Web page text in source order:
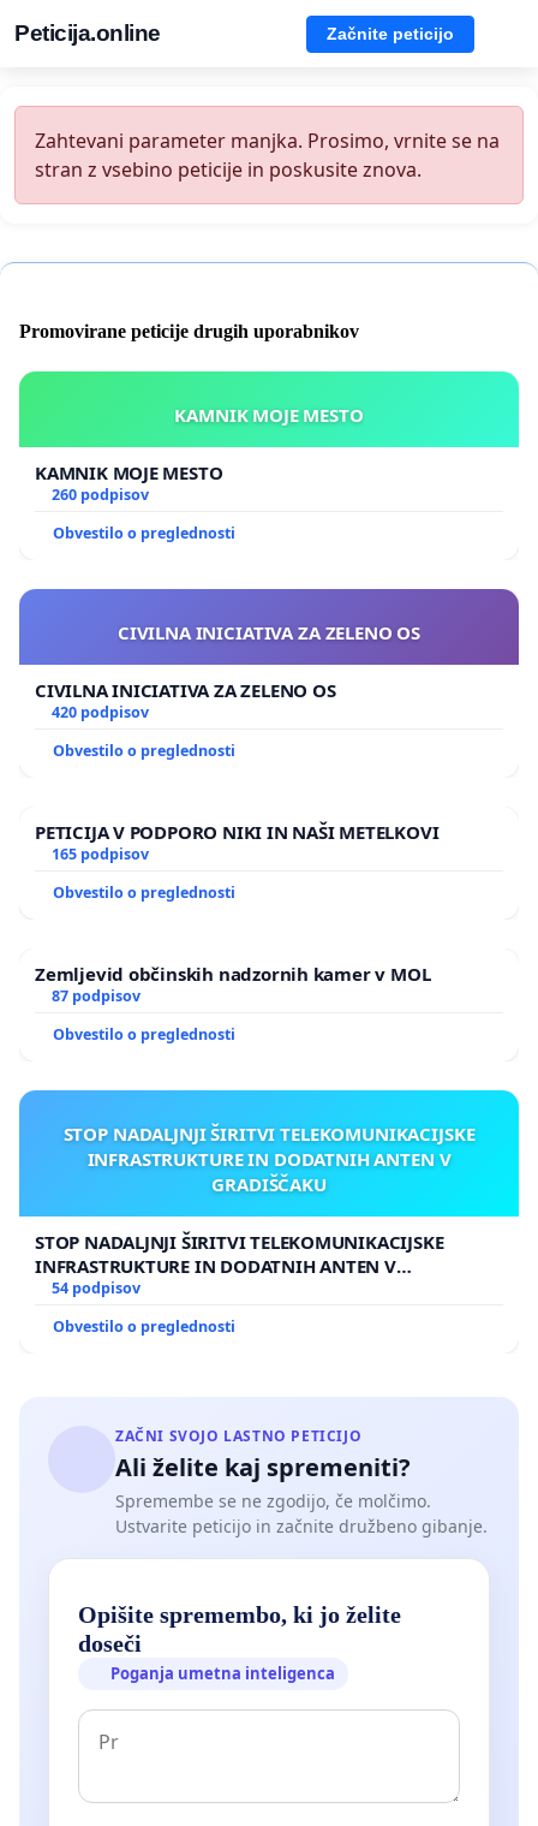
Peticija.online Začnite peticijo
Zahtevani parameter manjka. Prosimo, vrnite se na
stran z vsebino peticije in poskusite znova.
Promovirane peticije drugih uporabnikov
KAMNIK MOJE MESTO
KAMNIK MOJE MESTO
260 podpisov
Obvestilo o preglednosti
CIVILNA INICIATIVA ZA ZELENO OS
CIVILNA INICIATIVA ZA ZELENO OS
420 podpisov
Obvestilo o preglednosti
PETICIJA V PODPORO NIKI IN NAŠI METELKOVI
165 podpisov
Obvestilo o preglednosti
Zemljevid občinskih nadzornih kamer v MOL
87 podpisov
Obvestilo o preglednosti
STOP NADALJNJI ŠIRITVI TELEKOMUNIKACIJSKE
INFRASTRUKTURE IN DODATNIH ANTEN V
GRADIŠČAKU
STOP NADALJNJI ŠIRITVI TELEKOMUNIKACIJSKE
INFRASTRUKTURE IN DODATNIH ANTEN V
GRADIŠČAKU
54 podpisov
Obvestilo o preglednosti
ZAČNI SVOJO LASTNO PETICIJO
Ali želite kaj spremeniti?
Spremembe se ne zgodijo, če molčimo.
Ustvarite peticijo in začnite družbeno gibanje.
Opišite spremembo, ki jo želite
doseči
Poganja umetna inteligenca